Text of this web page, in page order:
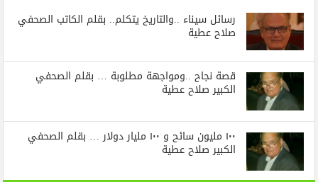
رسائل‭ ‬سيناء‭.. ‬والتاريخ‭ ‬يتكلم.. بقلم الكاتب الصحفي
صلاح عطية
قصة نجاح ..ومواجهة مطلوبة … بقلم الصحفي
الكبير صلاح عطية
١٠٠ مليون سائح و ١٠٠ مليار دولار … بقلم الصحفي
الكبير صلاح عطية